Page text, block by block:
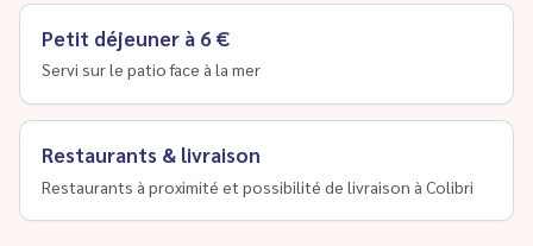
Petit déjeuner à 6 €
Servi sur le patio face à la mer
Restaurants & livraison
Restaurants à proximité et possibilité de livraison à Colibri